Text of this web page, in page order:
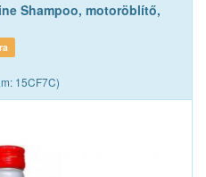
Shampoo, motoröblítő,
15CF7C)